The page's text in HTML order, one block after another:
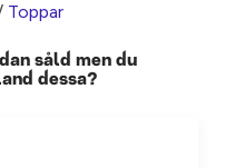
Toppar
såld men du
dessa?